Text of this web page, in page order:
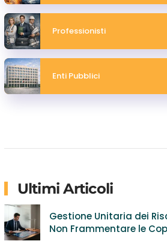
Professionisti
Enti Pubblici
Ultimi Articoli
Gestione Unitaria dei
Non Frammentare le